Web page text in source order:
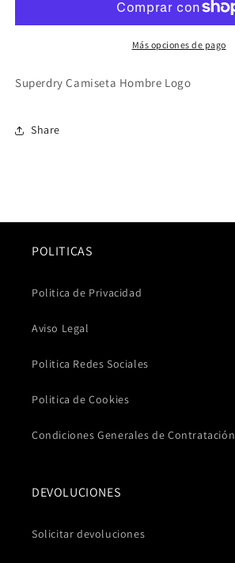
Más opciones de pago
Superdry Camiseta Hombre Logo
Share
POLITICAS
Politica de Privacidad
Aviso Legal
Politica Redes Sociales
Politica de Cookies
Condiciones Generales de Contratación
DEVOLUCIONES
Solicitar devoluciones